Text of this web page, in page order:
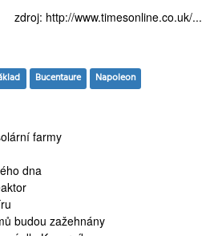
zdroj: http://www.timesonline.co.uk/...
Bucentaure Napoleon
farmy
dna
budou zažehnány